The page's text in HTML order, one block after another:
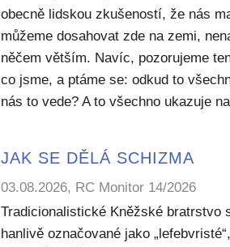
obecně lidskou zkušeností, že nás
můžeme dosahovat zde na zemi,
něčem větším. Navíc, pozorujeme
co jsme, a ptáme se: odkud to
nás to vede? A to všechno ukazuje
JAK SE DĚLÁ SCHIZMA
03.08.2026, RC Monitor 14/2026
Tradicionalistické Kněžské bratrstvo
hanlivě označované jako